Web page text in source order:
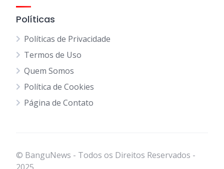
Políticas
Políticas de Privacidade
Termos de Uso
Quem Somos
Política de Cookies
Página de Contato
© BanguNews - Todos os Direitos Reservados -